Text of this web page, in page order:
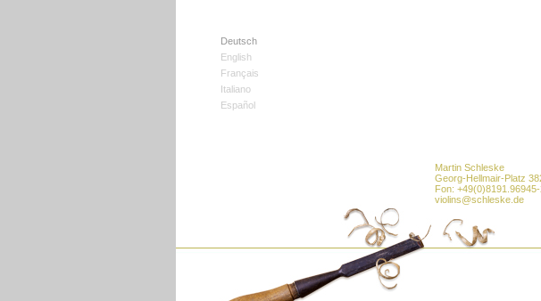
Deutsch
English
Français
Italiano
Español
Martin Schleske
Georg-Hellmair-Platz
Fon:
violins@schleske.de